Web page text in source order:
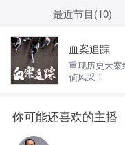
最近节目(10)
血案追踪
重现历史大
侦风采！